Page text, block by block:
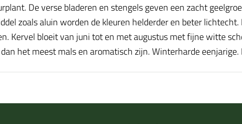
De verse bladeren en stengels geven een zacht
zoals aluin worden de kleuren helderder en beter
Kervel bloeit van juni tot en met augustus met fijne witte
het meest mals en aromatisch zijn. Winterharde